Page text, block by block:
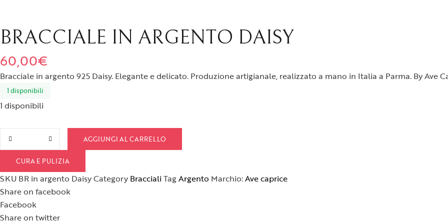
BRACCIALE IN ARGENTO DAISY
60,00€
Bracciale in argento 925 Daisy. Elegante e delicato. Produzione artigianale, realizzato a mano in Italia a Parma. By Ave
1 disponibili
1 disponibili
AGGIUNGI AL CARRELLO
CURA E PULIZIA
SKU BR in argento DaisyCategory Bracciali TagArgento Marchio:Ave caprice
Share on facebook
Facebook
Share on twitter